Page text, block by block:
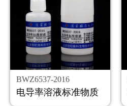
BWZ6537-2016
电导率溶液标准物质
公司主页
购物车
会员中心
联系我们